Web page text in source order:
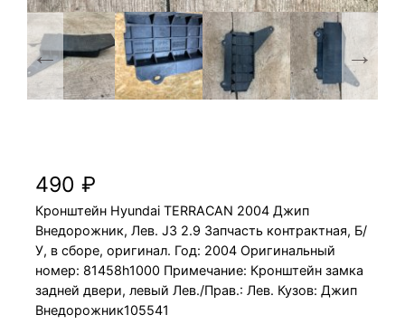
490₽
Кронштейн Hyundai TERRACAN 2004 Джип
Внедорожник, Лев. J3 2.9 Запчасть контрактная, Б/
У, в сборе, оригинал. Год: 2004 Оригинальный
номер: 81458h1000 Примечание: Кронштейн замка
задней двери, левый Лев./Прав.: Лев. Кузов: Джип
Внедорожник105541